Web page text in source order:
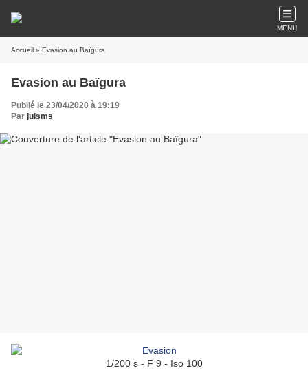
MENU
Accueil » Evasion au Baïgura
Evasion au Baïgura
Publié le 23/04/2020 à 19:19
Par julsms
1/200 s - F 9 - Iso 100